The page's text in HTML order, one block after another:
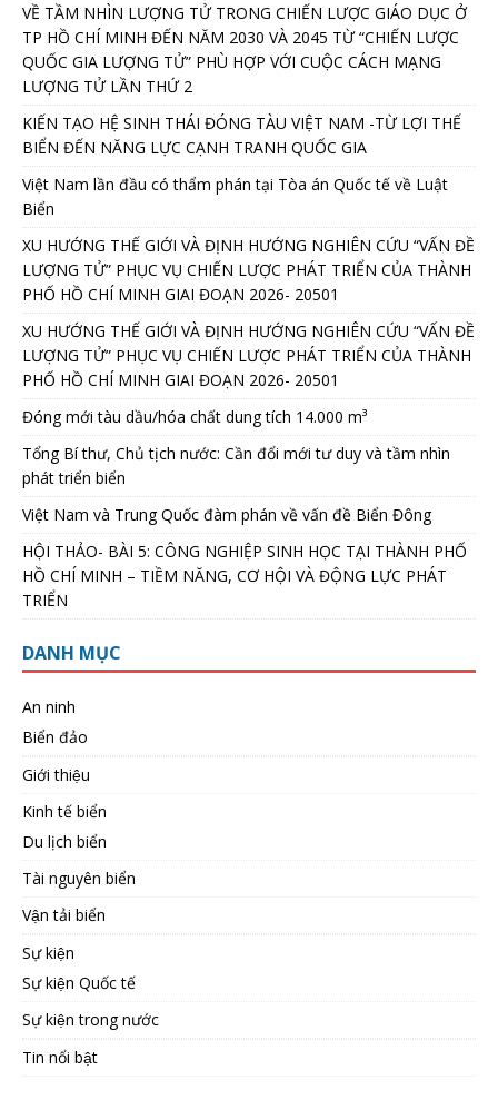
VỀ TẦM NHÌN LƯỢNG TỬ TRONG CHIẾN LƯỢC GIÁO DỤC Ở
TP HỒ CHÍ MINH ĐẾN NĂM 2030 VÀ 2045 TỪ “CHIẾN LƯỢC
QUỐC GIA LƯỢNG TỬ” PHÙ HỢP VỚI CUỘC CÁCH MẠNG
LƯỢNG TỬ LẦN THỨ 2
KIẾN TẠO HỆ SINH THÁI ĐÓNG TÀU VIỆT NAM -TỪ LỢI THẾ
BIỂN ĐẾN NĂNG LỰC CẠNH TRANH QUỐC GIA
Việt Nam lần đầu có thẩm phán tại Tòa án Quốc tế về Luật
Biển
XU HƯỚNG THẾ GIỚI VÀ ĐỊNH HƯỚNG NGHIÊN CỨU “VẤN ĐỀ
LƯỢNG TỬ” PHỤC VỤ CHIẾN LƯỢC PHÁT TRIỂN CỦA THÀNH
PHỐ HỒ CHÍ MINH GIAI ĐOẠN 2026- 20501
XU HƯỚNG THẾ GIỚI VÀ ĐỊNH HƯỚNG NGHIÊN CỨU “VẤN ĐỀ
LƯỢNG TỬ” PHỤC VỤ CHIẾN LƯỢC PHÁT TRIỂN CỦA THÀNH
PHỐ HỒ CHÍ MINH GIAI ĐOẠN 2026- 20501
Đóng mới tàu dầu/hóa chất dung tích 14.000 m³
Tổng Bí thư, Chủ tịch nước: Cần đổi mới tư duy và tầm nhìn
phát triển biển
Việt Nam và Trung Quốc đàm phán về vấn đề Biển Đông
HỘI THẢO- BÀI 5: CÔNG NGHIỆP SINH HỌC TẠI THÀNH PHỐ
HỒ CHÍ MINH – TIỀM NĂNG, CƠ HỘI VÀ ĐỘNG LỰC PHÁT
TRIỂN
DANH MỤC
An ninh
Biển đảo
Giới thiệu
Kinh tế biển
Du lịch biển
Tài nguyên biển
Vận tải biển
Sự kiện
Sự kiện Quốc tế
Sự kiện trong nước
Tin nổi bật